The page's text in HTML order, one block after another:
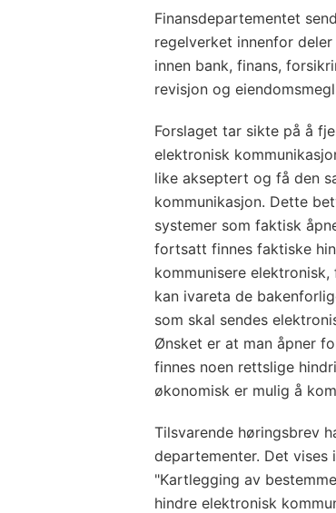
Finansdepartementet
regelverket innenfor
innen bank, finans,
revisjon og
Forslaget tar sikte på å
elektronisk
like akseptert og få den
kommunikasjon. Dette
systemer som faktisk
fortsatt finnes faktiske
kommunisere
kan ivareta de
som skal sendes
Ønsket er at man åpner
finnes noen rettslige
økonomisk er mulig å
Tilsvarende høringsbrev
departementer. Det
"Kartlegging av
hindre elektronisk